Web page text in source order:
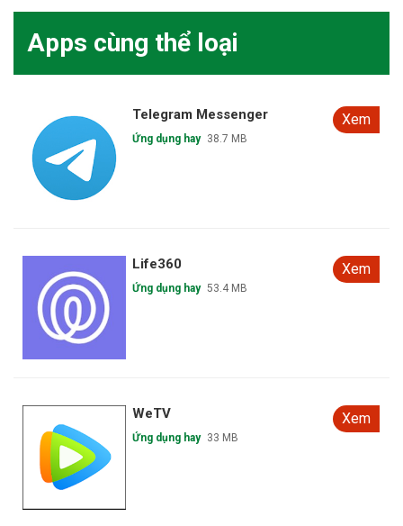
Apps cùng thể loại
Telegram Messenger
Ứng dụng hay 38.7 MB
Xem
Life360
Ứng dụng hay 53.4 MB
Xem
WeTV
Ứng dụng hay 33 MB
Xem